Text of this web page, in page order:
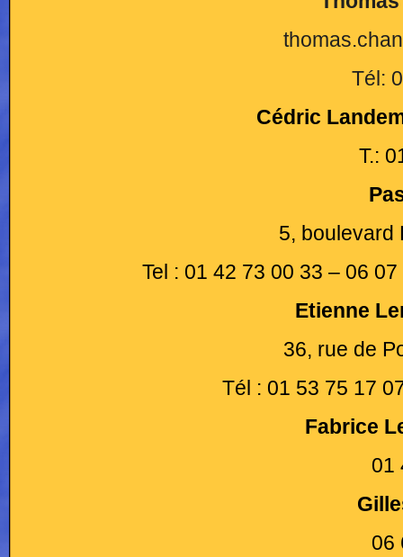
Tél:
Cédric
T.:
5, boulevard
Tel : 01 42 73 00 33 – 06
Etienne
36, rue de
Tél : 01 53 75 17
Fabrice
01
06